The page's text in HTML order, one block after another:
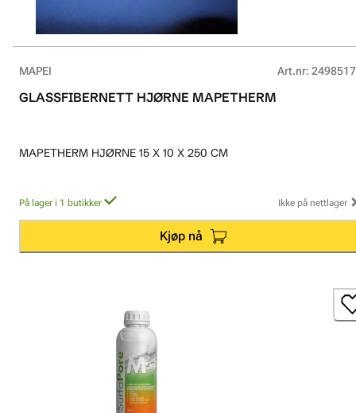
MAPEI Art.nr:
GLASSFIBERNETT HJØRNE MAPETHERM
MAPETHERM HJØRNE 15 X 10 X 250 CM
På lager i 1 butikker Ikke på nettlager
Kjøp nå